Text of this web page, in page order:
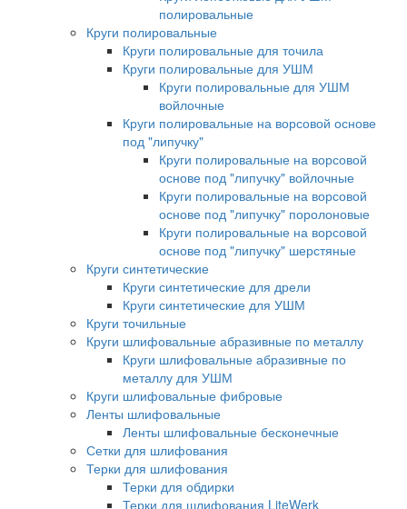
полировальные
Круги полировальные
Круги полировальные для точила
Круги полировальные для УШМ
Круги полировальные для УШМ
войлочные
Круги полировальные на ворсовой основе
под "липучку"
Круги полировальные на ворсовой
основе под "липучку" войлочные
Круги полировальные на ворсовой
основе под "липучку" поролоновые
Круги полировальные на ворсовой
основе под "липучку" шерстяные
Круги синтетические
Круги синтетические для дрели
Круги синтетические для УШМ
Круги точильные
Круги шлифовальные абразивные по металлу
Круги шлифовальные абразивные по
металлу для УШМ
Круги шлифовальные фибровые
Ленты шлифовальные
Ленты шлифовальные бесконечные
Сетки для шлифования
Терки для шлифования
Терки для обдирки
Терки для шлифования LiteWerk